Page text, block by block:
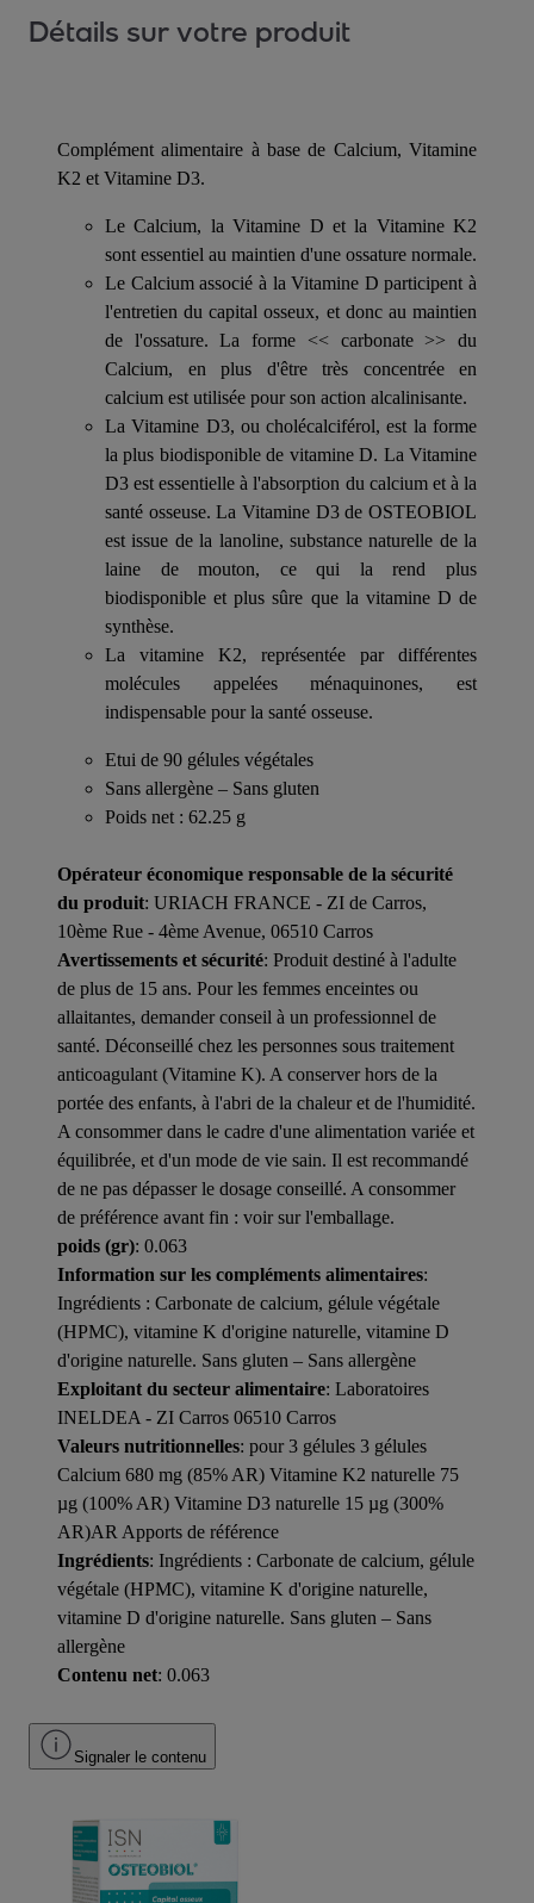
Détails sur votre produit
Complément alimentaire à base de Calcium, Vitamine
K2 et Vitamine D3.
Le Calcium, la Vitamine D et la Vitamine K2
sont essentiel au maintien d'une ossature normale.
Le Calcium associé à la Vitamine D participent à
l'entretien du capital osseux, et donc au maintien
de l'ossature. La forme << carbonate >> du
Calcium, en plus d'être très concentrée en
calcium est utilisée pour son action alcalinisante.
La Vitamine D3, ou cholécalciférol, est la forme
la plus biodisponible de vitamine D. La Vitamine
D3 est essentielle à l'absorption du calcium et à la
santé osseuse. La Vitamine D3 de OSTEOBIOL
est issue de la lanoline, substance naturelle de la
laine de mouton, ce qui la rend plus
biodisponible et plus sûre que la vitamine D de
synthèse.
La vitamine K2, représentée par différentes
molécules appelées ménaquinones, est
indispensable pour la santé osseuse.
Etui de 90 gélules végétales
Sans allergène – Sans gluten
Poids net : 62.25 g
Opérateur économique responsable de la sécurité
du produit: URIACH FRANCE - ZI de Carros,
10ème Rue - 4ème Avenue, 06510 Carros
Avertissements et sécurité: Produit destiné à l'adulte
de plus de 15 ans. Pour les femmes enceintes ou
allaitantes, demander conseil à un professionnel de
santé. Déconseillé chez les personnes sous traitement
anticoagulant (Vitamine K). A conserver hors de la
portée des enfants, à l'abri de la chaleur et de l'humidité.
A consommer dans le cadre d'une alimentation variée et
équilibrée, et d'un mode de vie sain. Il est recommandé
de ne pas dépasser le dosage conseillé. A consommer
de préférence avant fin : voir sur l'emballage.
poids (gr): 0.063
Information sur les compléments alimentaires:
Ingrédients : Carbonate de calcium, gélule végétale
(HPMC), vitamine K d'origine naturelle, vitamine D
d'origine naturelle. Sans gluten – Sans allergène
Exploitant du secteur alimentaire: Laboratoires
INELDEA - ZI Carros 06510 Carros
Valeurs nutritionnelles: pour 3 gélules 3 gélules
Calcium 680 mg (85% AR) Vitamine K2 naturelle 75
µg (100% AR) Vitamine D3 naturelle 15 µg (300%
AR)AR Apports de référence
Ingrédients: Ingrédients : Carbonate de calcium, gélule
végétale (HPMC), vitamine K d'origine naturelle,
vitamine D d'origine naturelle. Sans gluten – Sans
allergène
Contenu net: 0.063
Signaler le contenu